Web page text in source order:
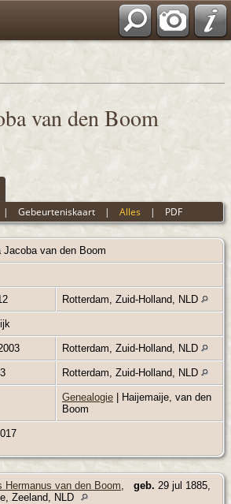
van den Boom
|Gebeurteniskaart |Alles | PDF
Jacoba van den Boom
Rotterdam, Zuid-Holland, NLD
Rotterdam, Zuid-Holland, NLD
Rotterdam, Zuid-Holland, NLD
Genealogie | Haijemaije, van den
Boom
Hermanus van den Boom geb. 29 jul 1885,
Zeeland, NLD